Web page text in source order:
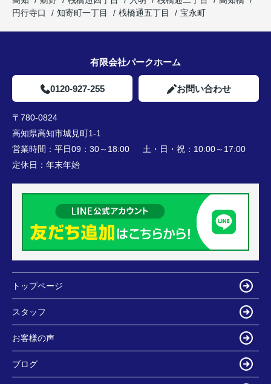
円行寺口
知寄町一丁目 桟橋通五丁目 宝永町
有限会社パークホーム
0120-927-255 お問い合わせ
〒780-0824
高知県高知市城見町1-1
営業時間： 平日09：30～18:00 土・日・祝：10:00～17:00
定休日： 年末年始
トップページ
スタッフ
お客様の声
ブログ